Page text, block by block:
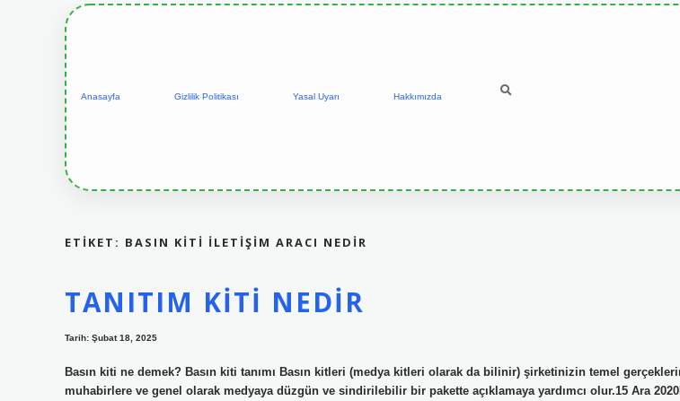
Anasayfa Gizlilik Politikası Yasal Uyarı Hakkımızda
ETIKET: BASIN KITI ILETIŞIM ARACI NEDIR
TANITIM KITI NEDIR
Tarih: Şubat 18, 2025
Basın kiti ne demek? Basın kiti tanımı Basın kitleri (medya kitleri olarak da bilinir) şirketinizin temel
muhabirlere ve genel olarak medyaya düzgün ve sindirilebilir bir pakette açıklamaya yardımcı olur.15 Ara